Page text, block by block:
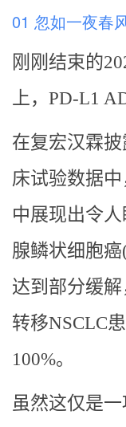
01 忽如一夜春
刚刚结束的
上，PD-L1
在复宏汉霖
床试验数据
中展现出令
腺鳞状细胞
达到部分缓
转移NSCLC
100%。
虽然这仅是